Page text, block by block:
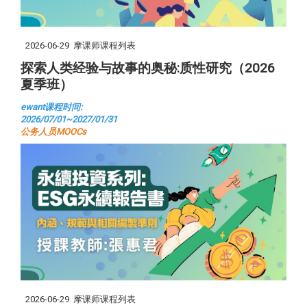
2026-06-29 摩课师课程列表
探索人类经验与故事的奥秘:质性研究（2026
夏季班）
ewant课程时间:
2026/07/01~2027/01/31
公务人员MOOCs
2026-06-29 摩课师课程列表